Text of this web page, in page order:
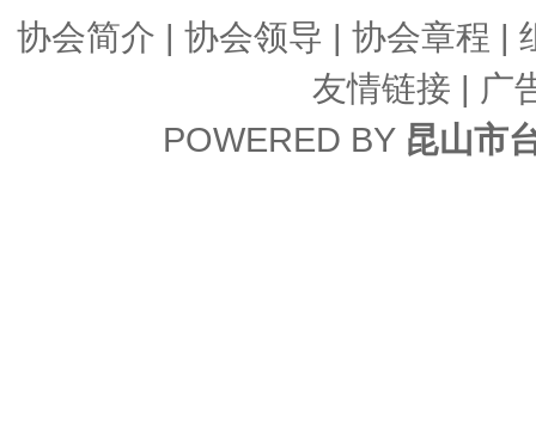
协会简介 | 协会领导 | 协会章程 |
友情链接 | 广
POWERED BY 昆山市